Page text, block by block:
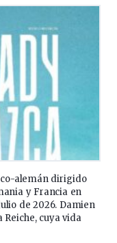
alemán dirigido
y Francia en
de 2026. Damien
cuya vida